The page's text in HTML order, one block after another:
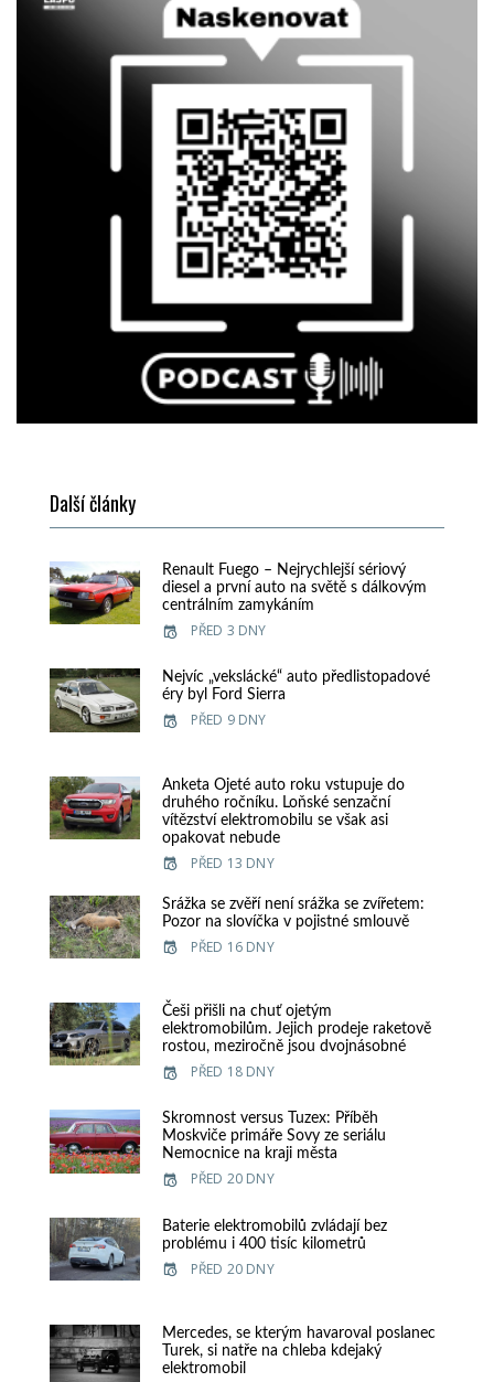
Další články
Renault Fuego – Nejrychlejší sériový
diesel a první auto na světě s dálkovým
centrálním zamykáním
PŘED 3 DNY
Nejvíc „vekslácké“ auto předlistopadové
éry byl Ford Sierra
PŘED 9 DNY
Anketa Ojeté auto roku vstupuje do
druhého ročníku. Loňské senzační
vítězství elektromobilu se však asi
opakovat nebude
PŘED 13 DNY
Srážka se zvěří není srážka se zvířetem:
Pozor na slovíčka v pojistné smlouvě
PŘED 16 DNY
Češi přišli na chuť ojetým
elektromobilům. Jejich prodeje raketově
rostou, meziročně jsou dvojnásobné
PŘED 18 DNY
Skromnost versus Tuzex: Příběh
Moskviče primáře Sovy ze seriálu
Nemocnice na kraji města
PŘED 20 DNY
Baterie elektromobilů zvládají bez
problému i 400 tisíc kilometrů
PŘED 20 DNY
Mercedes, se kterým havaroval poslanec
Turek, si natře na chleba kdejaký
elektromobil